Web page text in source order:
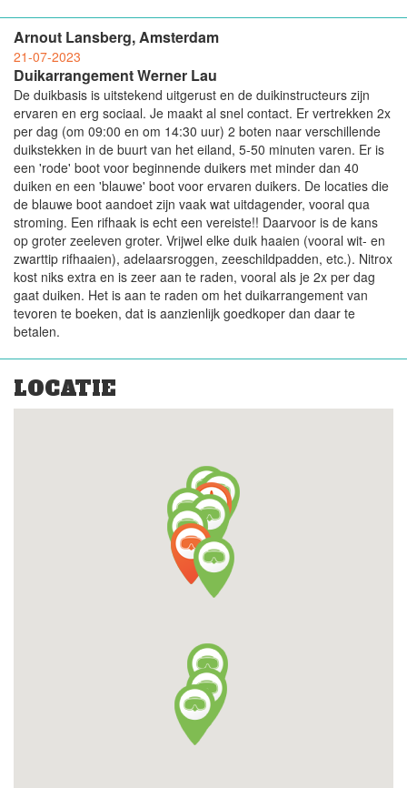
Arnout Lansberg, Amsterdam
21-07-2023
Duikarrangement Werner Lau
De duikbasis is uitstekend uitgerust en de duikinstructeurs zijn
ervaren en erg sociaal. Je maakt al snel contact. Er vertrekken 2x
per dag (om 09:00 en om 14:30 uur) 2 boten naar verschillende
duikstekken in de buurt van het eiland, 5-50 minuten varen. Er is
een 'rode' boot voor beginnende duikers met minder dan 40
duiken en een 'blauwe' boot voor ervaren duikers. De locaties die
de blauwe boot aandoet zijn vaak wat uitdagender, vooral qua
stroming. Een rifhaak is echt een vereiste!! Daarvoor is de kans
op groter zeeleven groter. Vrijwel elke duik haaien (vooral wit- en
zwarttip rifhaaien), adelaarsroggen, zeeschildpadden, etc.). Nitrox
kost niks extra en is zeer aan te raden, vooral als je 2x per dag
gaat duiken. Het is aan te raden om het duikarrangement van
tevoren te boeken, dat is aanzienlijk goedkoper dan daar te
betalen.
LOCATIE